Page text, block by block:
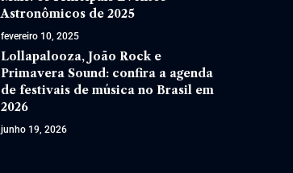
Astronômicos de 2025
fevereiro 10, 2025
Lollapalooza, João Rock e
Primavera Sound: confira a agenda
de festivais de música no Brasil em
2026
junho 19, 2026